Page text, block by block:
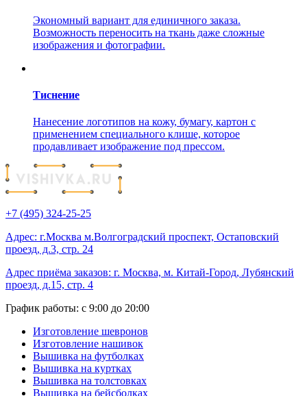
Экономный вариант для единичного заказа.
Возможность переносить на ткань даже сложные
изображения и фотографии.
Тиснение
Нанесение логотипов на кожу, бумагу, картон с
применением специального клише, которое
продавливает изображение под прессом.
+7 (495) 324-25-25
Адрес: г.Москва м.Волгоградский проспект, Остаповский
проезд, д.3, стр. 24
Адрес приёма заказов: г. Москва, м. Китай-Город, Лубянский
проезд, д.15, стр. 4
График работы: с 9:00 до 20:00
Изготовление шевронов
Изготовление нашивок
Вышивка на футболках
Вышивка на куртках
Вышивка на толстовках
Вышивка на бейсболках